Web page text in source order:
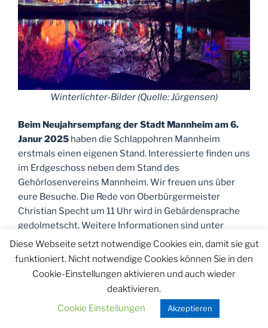
Winterlichter-Bilder (Quelle: Jürgensen)
Beim Neujahrsempfang der Stadt Mannheimam 6.
Janur 2025 haben die Schlappohren Mannheim
erstmals einen eigenen Stand. Interessierte finden uns
im Erdgeschoss neben dem Stand des
Gehörlosenvereins Mannheim. Wir freuen uns über
eure Besuche. Die Rede von Oberbürgermeister
Christian Specht um 11 Uhr wird in Gebärdensprache
gedolmetscht. Weitere Informationen sind unter
folgender Seite zu finden:Neujahrsempfang der Stadt
Mannheim
Nächstes SHG-Treffen:
Uhr im Gesundheitstreffpunkt Mannheim,
Alphornstraße 2a, 68169 Mannheim
Diese Webseite setzt notwendige Cookies ein, damit sie gut
funktioniert. Nicht notwendige Cookies können Sie in den
Cookie-Einstellungen aktivieren und auch wieder
deaktivieren.
Cookie Einstellungen
Akzeptieren